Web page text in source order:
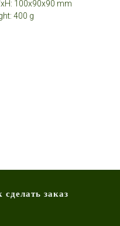
100x90x90 mm
400 g
сделать заказ